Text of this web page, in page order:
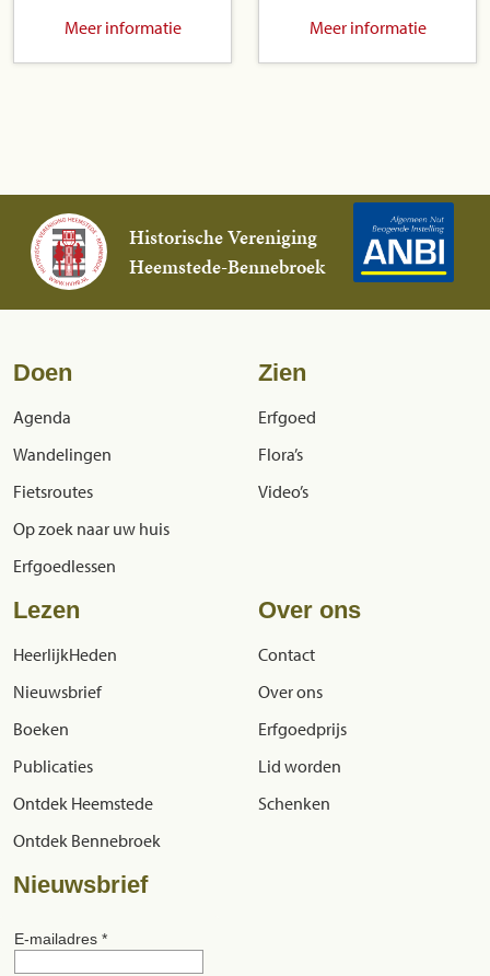
Meer informatie
Meer informatie
Historische Vereniging
Heemstede-Bennebroek
Doen
Agenda
Wandelingen
Fietsroutes
Op zoek naar uw huis
Erfgoedlessen
Zien
Erfgoed
Flora’s
Video’s
Lezen
HeerlijkHeden
Nieuwsbrief
Boeken
Publicaties
Ontdek Heemstede
Ontdek Bennebroek
Over ons
Contact
Over ons
Erfgoedprijs
Lid worden
Schenken
Nieuwsbrief